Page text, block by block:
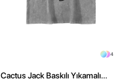
4
Cactus Jack Baskılı Yıkamalı